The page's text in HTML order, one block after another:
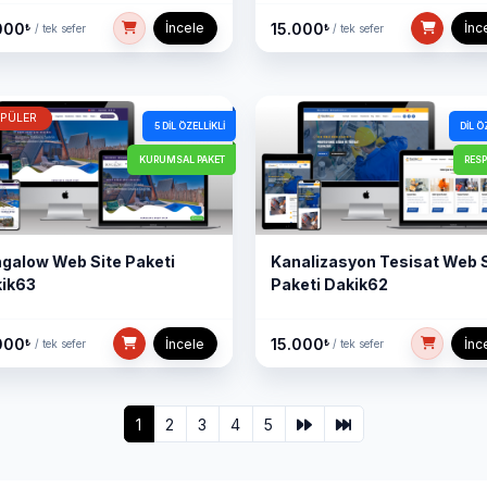
₺ / tek sefer İncele 15.000₺ / tek sefer
5 DIL ÖZELLIKLI
KURUMSAL PAKET
Web Site Paketi
₺ / tek sefer İncele
DIL
Kanalizasyon Tesisat Web
Paketi Dakik62
15.000₺ / tek sefer
1 2 3 4 5